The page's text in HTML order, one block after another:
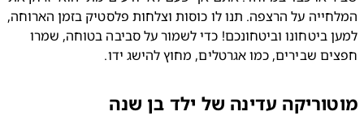
המלחייה על הרצפה. תנו לו כוסות וצלחות פלסטיק בזמן הארוחה,
למען ביטחונו וביטחונכם! כדי לשמור על סביבה בטוחה, שמרו
שבירים, כמו אגרטלים, מחוץ להישג ידו.
עדינה של ילד בן שנה